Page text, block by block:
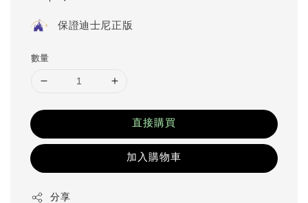
保證迪士尼正版
數量
直接購買
加入購物車
分享